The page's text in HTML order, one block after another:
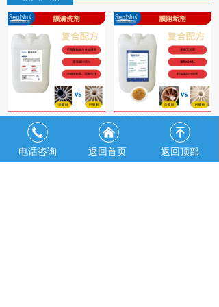
膜清洗剂 膜阻垢剂
끅 녠
电话咨询 返回顶部
낀
返回首页